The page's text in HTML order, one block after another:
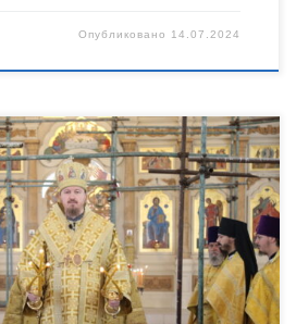
Опубликовано 14.07.2024
и всехвальных первоверховных
епископ Уваровский и
совершил Божественную литургию в
соборе города Уварово.
клирик
кафедрального собора священник
храма Живоначальной Троицы в